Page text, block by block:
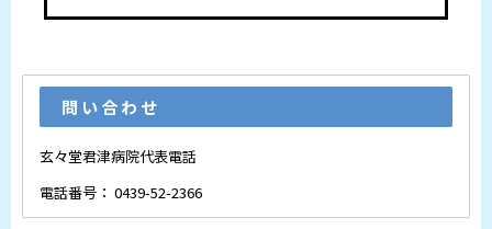
問い合わせ
玄々堂君津病院代表電話
電話番号： 0439-52-2366